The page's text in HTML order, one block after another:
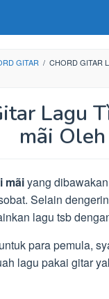
GITAR / CHORD GITAR
Lagu
mãi Oleh
mãiyang
Selain
lagu tsb
para pemula,
lagu pakai gitar